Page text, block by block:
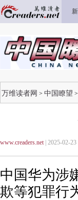
万维读者网 > 中国瞭望
www.creaders.net| 2025-02-23
中国华为涉
欺等犯罪行